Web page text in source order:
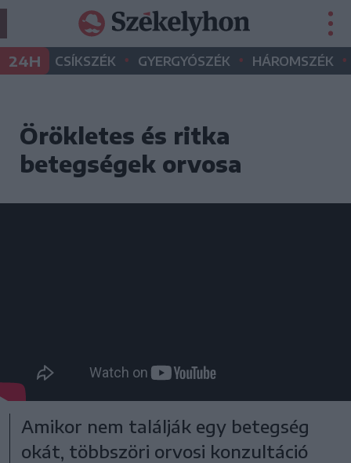
24H CSÍKSZÉK • GYERGYÓSZÉK • HÁROMSZÉK •
Örökletes és ritka
betegségek orvosa
Amikor nem találják egy betegség
okát, többszöri orvosi konzultáció